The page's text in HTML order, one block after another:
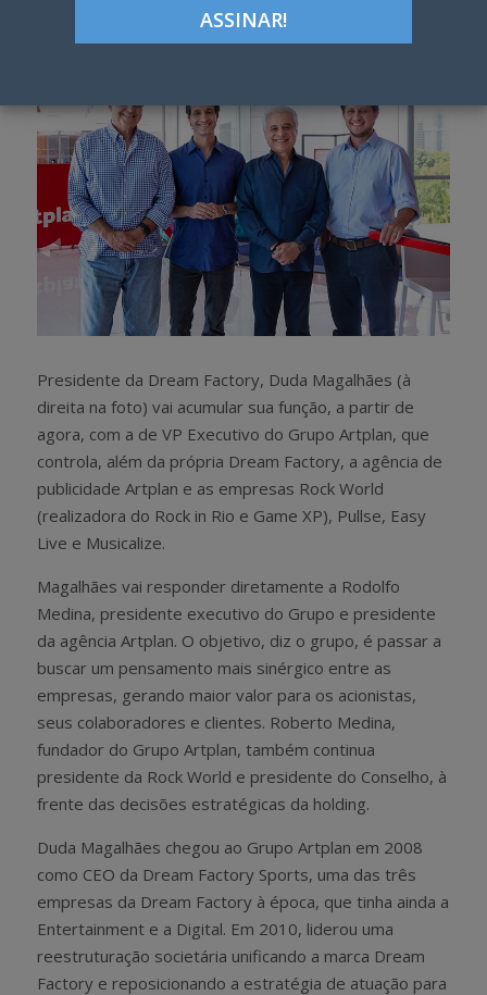
Presidente da Dream Factory, Duda Magalhães (à
direita na foto) vai acumular sua função, a partir de
agora, com a de VP Executivo do Grupo Artplan, que
controla, além da própria Dream Factory, a agência de
publicidade Artplan e as empresas Rock World
(realizadora do Rock in Rio e Game XP), Pullse, Easy
Live e Musicalize.
Magalhães vai responder diretamente a Rodolfo
Medina, presidente executivo do Grupo e presidente
da agência Artplan. O objetivo, diz o grupo, é passar a
buscar um pensamento mais sinérgico entre as
empresas, gerando maior valor para os acionistas,
seus colaboradores e clientes. Roberto Medina,
fundador do Grupo Artplan, também continua
presidente da Rock World e presidente do Conselho, à
frente das decisões estratégicas da holding.
Duda Magalhães chegou ao Grupo Artplan em 2008
como CEO da Dream Factory Sports, uma das três
empresas da Dream Factory à época, que tinha ainda a
Entertainment e a Digital. Em 2010, liderou uma
reestruturação societária unificando a marca Dream
Factory e reposicionando a estratégia de atuação para